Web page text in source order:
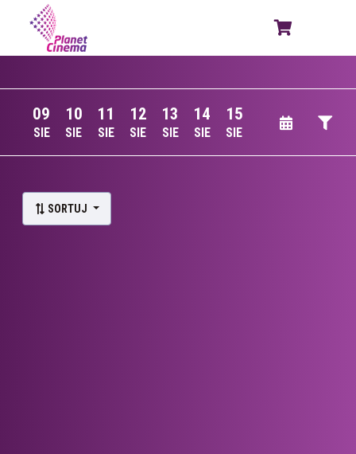
09
SIE
10
SIE
11
SIE
12
SIE
13
SIE
14
SIE
15
SIE
Lista wydarzeń:
SORTUJ